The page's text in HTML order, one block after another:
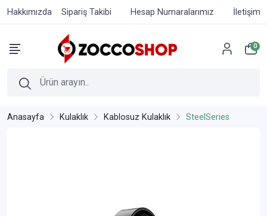
Hakkımızda Sipariş Takibi Hesap Numaralarımız İletişim
0
Anasayfa Kulaklık Kablosuz Kulaklık SteelSeries